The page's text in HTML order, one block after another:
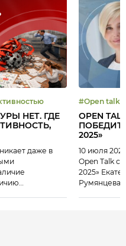
НЕТ. ГДЕ
даже в
«Сфера», ИТ-
OPEN
2025»
10 июля
Open Talk
2025»
Румянцева